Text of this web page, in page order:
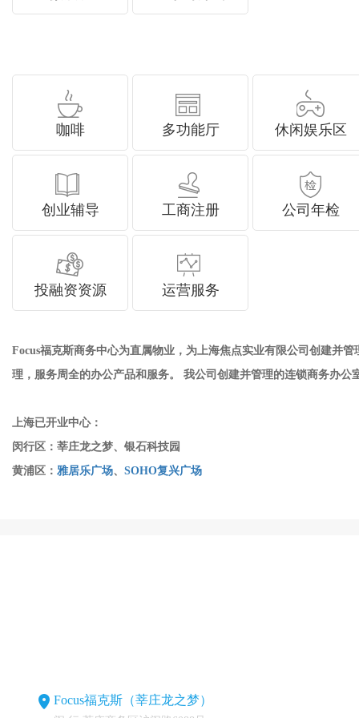
咖啡 多功能厅 休闲娱乐区
创业辅导 工商注册 公司年检
投融资资源 运营服务
Focus福克斯商务中心为直属物业，为上海焦点实业有限公司创建并管
理，服务周全的办公产品和服务。 我公司创建并管理的连锁商务办
上海已开业中心：
闵行区： 莘庄龙之梦、银石科技园
黄浦区： 雅居乐广场、 SOHO复兴广场
Focus福克斯（莘庄龙之梦）